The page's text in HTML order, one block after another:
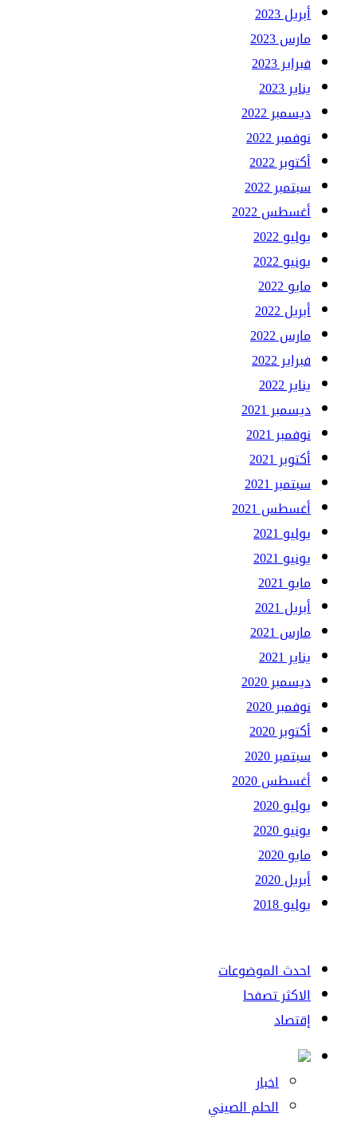
أبريل 2023
مارس 2023
فبراير 2023
يناير 2023
ديسمبر 2022
نوفمبر 2022
أكتوبر 2022
سبتمبر 2022
أغسطس 2022
يوليو 2022
يونيو 2022
مايو 2022
أبريل 2022
مارس 2022
فبراير 2022
يناير 2022
ديسمبر 2021
نوفمبر 2021
أكتوبر 2021
سبتمبر 2021
أغسطس 2021
يوليو 2021
يونيو 2021
مايو 2021
أبريل 2021
مارس 2021
يناير 2021
ديسمبر 2020
نوفمبر 2020
أكتوبر 2020
سبتمبر 2020
أغسطس 2020
يوليو 2020
يونيو 2020
مايو 2020
أبريل 2020
يوليو 2018
احدث الموضوعات
الاكثر تصفحا
إقتصاد
اخبار
الحلم الصيني